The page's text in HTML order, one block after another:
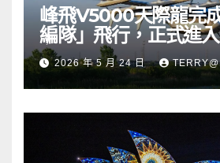
峰飛V5000天際龍完
編隊」飛行，正式進
段2026 年 5 月 24 日